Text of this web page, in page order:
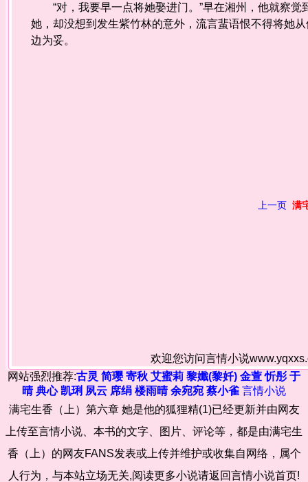
“对，我要早一点将她娶进门。”早在湘州，他就察觉
她，却没想到发生紫竹林的意外，流言蜚语恨不得将她
边为妥。
上一页 满
欢迎您访问言情小说
网站强烈推荐:古灵 简璎 寄秋 艾蜜莉 黎孅(黎奷) 金萱 忻彤 于
晴 典心 凯琍 夙云 席绢 楼雨晴 余宛宛 蔡小雀 言情小说
满宅生香（上）第六章 她是他的狐狸精(1)已经更新并由网友
上传至言情小说、本书的文字、图片、评论等，都是由满宅生
香（上）的网友FANS发表或上传并维护或收集自网络，属个
人行为，与本站立场无关,阅读更多小说请返回言情小说首页!